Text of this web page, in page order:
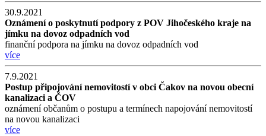
30.9.2021
Oznámení o poskytnutí podpory z POV Jihočeského kraje na
jímku na dovoz odpadních vod
finanční podpora na jímku na dovoz odpadních vod
více
7.9.2021
Postup připojování nemovitostí v obci Čakov na novou obecní
kanalizaci a ČOV
oznámení občanům o postupu a termínech napojování nemovitostí
na novou kanalizaci
více